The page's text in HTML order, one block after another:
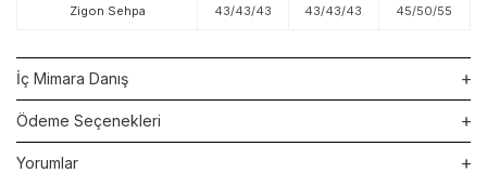
Zigon Sehpa 43/43/43 43/43/43 45/50/55
İç Mimara Danış
Ödeme Seçenekleri
Yorumlar